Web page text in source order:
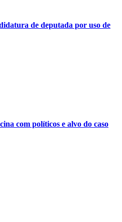
de deputada por uso de
com políticos e alvo do caso